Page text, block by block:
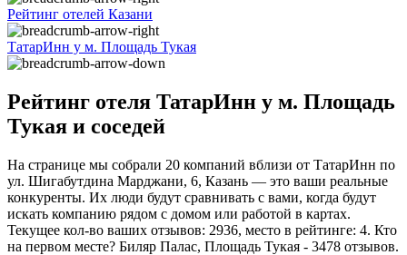
Рейтинг отелей Казани
ТатарИнн у м. Площадь Тукая
Рейтинг отеля ТатарИнн у м. Площадь
Тукая и соседей
На странице мы собрали 20 компаний вблизи от ТатарИнн по
ул. Шигабутдина Марджани, 6, Казань — это ваши реальные
конкуренты. Их люди будут сравнивать с вами, когда будут
искать компанию рядом с домом или работой в картах.
Текущее кол-во ваших отзывов: 2936, место в рейтинге: 4. Кто
на первом месте? Биляр Палас, Площадь Тукая - 3478 отзывов.